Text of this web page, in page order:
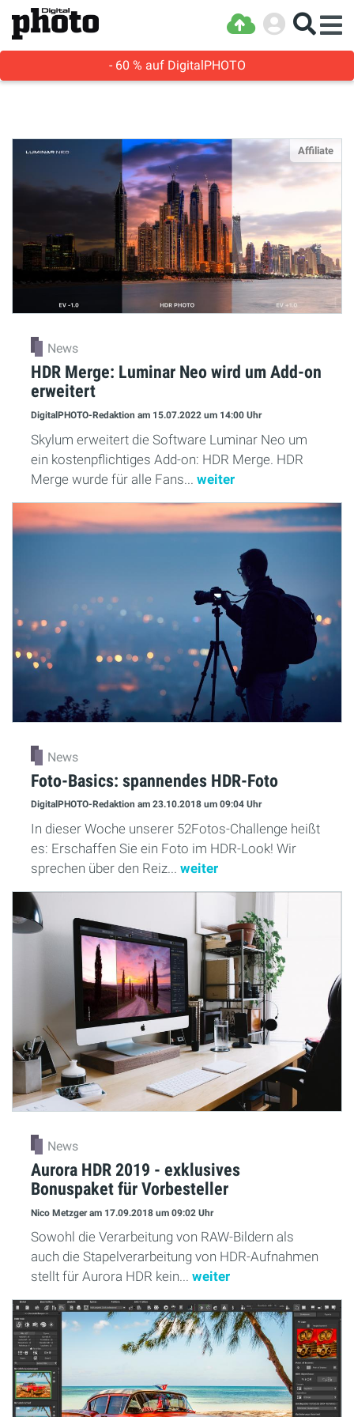
- 60 % auf DigitalPHOTO
Affiliate
News
HDR Merge: Luminar Neo wird um Add-on
erweitert
DigitalPHOTO-Redaktion am 15.07.2022 um 14:00 Uhr
Skylum erweitert die Software Luminar Neo um
ein kostenpflichtiges Add-on: HDR Merge. HDR
Merge wurde für alle Fans... weiter
News
Foto-Basics: spannendes HDR-Foto
DigitalPHOTO-Redaktion am 23.10.2018 um 09:04 Uhr
In dieser Woche unserer 52Fotos-Challenge heißt
es: Erschaffen Sie ein Foto im HDR-Look! Wir
sprechen über den Reiz... weiter
News
Aurora HDR 2019 - exklusives
Bonuspaket für Vorbesteller
Nico Metzgeram 17.09.2018 um 09:02 Uhr
Sowohl die Verarbeitung von RAW-Bildern als
auch die Stapelverarbeitung von HDR-Aufnahmen
stellt für Aurora HDR kein... weiter